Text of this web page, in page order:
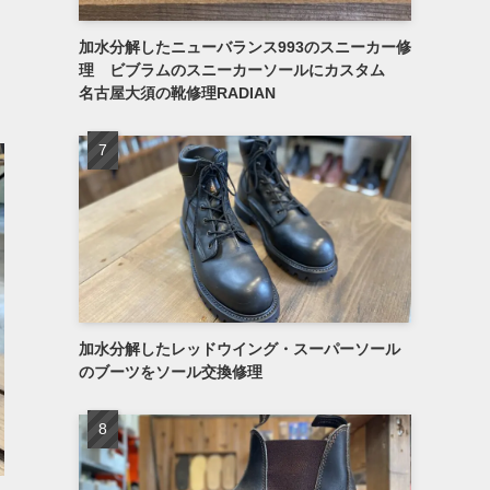
加水分解したニューバランス993のスニーカー修
理 ビブラムのスニーカーソールにカスタム
名古屋大須の靴修理RADIAN
加水分解したレッドウイング・スーパーソール
のブーツをソール交換修理